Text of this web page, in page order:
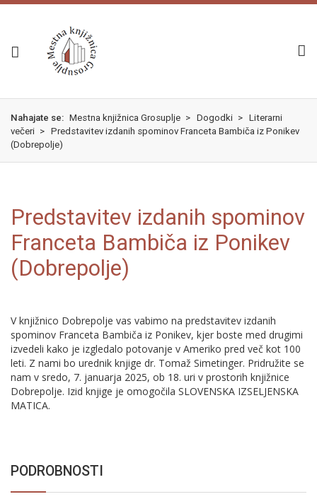
Skok
vsebino
izjava
dostopnosti
Nahajate se: Mestna knjižnica Grosuplje > Dogodki > Literarni
večeri > Predstavitev izdanih spominov Franceta Bambiča iz Ponikev
(Dobrepolje)
Predstavitev izdanih spominov
Franceta Bambiča iz Ponikev
(Dobrepolje)
V knjižnico Dobrepolje vas vabimo na predstavitev izdanih
spominov Franceta Bambiča iz Ponikev, kjer boste med drugimi
izvedeli kako je izgledalo potovanje v Ameriko pred več kot 100
leti. Z nami bo urednik knjige dr. Tomaž Simetinger. Pridružite se
nam v sredo, 7. januarja 2025, ob 18. uri v prostorih knjižnice
Dobrepolje. Izid knjige je omogočila SLOVENSKA IZSELJENSKA
MATICA.
PODROBNOSTI